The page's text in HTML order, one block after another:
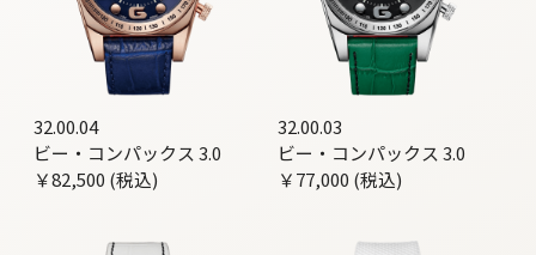
32.00.04
ビー・コンパックス 3.0
￥82,500 (税込)
32.00.03
ビー・コンパックス 3.0
￥77,000 (税込)